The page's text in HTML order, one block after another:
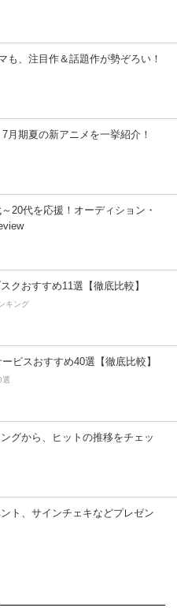
も、注目作＆話題作が勢ぞろい！
7月期夏の新アニメを一挙紹介！
20代を応援！オーディション・
クおすすめ11選【徹底比較】
キング
ビスおすすめ40選【徹底比較】
選
グから、ヒットの推移をチェッ
ト、サインチェキなどプレゼン